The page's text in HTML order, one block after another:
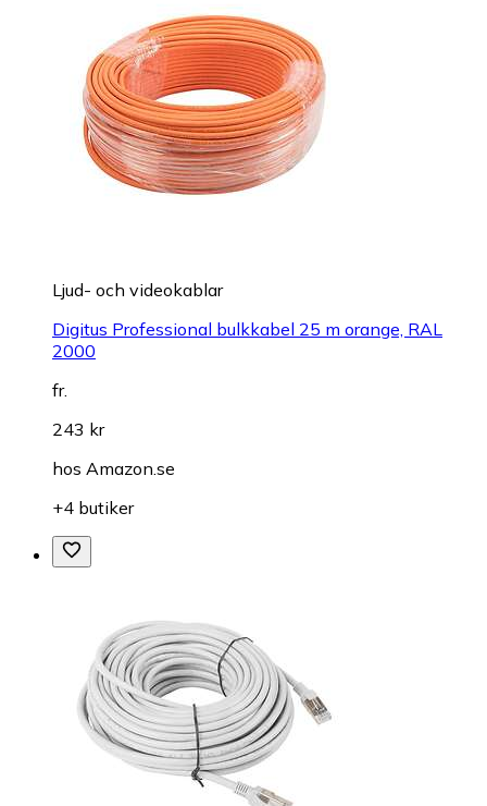
Ljud- och videokablar
Digitus Professional bulkkabel 25 m orange, RAL
2000
fr.
243 kr
hos Amazon.se
+4 butiker